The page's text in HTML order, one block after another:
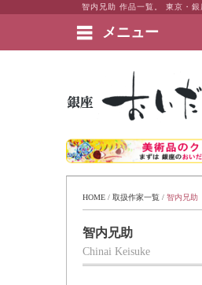
メニュー
HOME / 取扱作家一覧 / 智内兄助
智内兄助
Chinai Keisuke